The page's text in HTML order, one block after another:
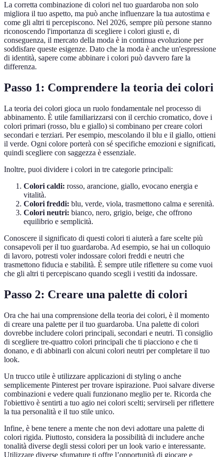
La corretta combinazione di colori nel tuo guardaroba non solo
migliora il tuo aspetto, ma può anche influenzare la tua autostima e
come gli altri ti percepiscono. Nel 2026, sempre più persone stanno
riconoscendo l'importanza di scegliere i colori giusti e, di
conseguenza, il mercato della moda è in continua evoluzione per
soddisfare queste esigenze. Dato che la moda è anche un'espressione
di identità, sapere come abbinare i colori può davvero fare la
differenza.
Passo 1: Comprendere la teoria dei colori
La teoria dei colori gioca un ruolo fondamentale nel processo di
abbinamento. È utile familiarizzarsi con il cerchio cromatico, dove i
colori primari (rosso, blu e giallo) si combinano per creare colori
secondari e terziari. Per esempio, mescolando il blu e il giallo, ottieni
il verde. Ogni colore porterà con sé specifiche emozioni e significati,
quindi scegliere con saggezza è essenziale.
Inoltre, puoi dividere i colori in tre categorie principali:
Colori caldi: rosso, arancione, giallo, evocano energia e
vitalità.
Colori freddi: blu, verde, viola, trasmettono calma e serenità.
Colori neutri: bianco, nero, grigio, beige, che offrono
equilibrio e semplicità.
Conoscere il significato di questi colori ti aiuterà a fare scelte più
consapevoli per il tuo guardaroba. Ad esempio, se hai un colloquio
di lavoro, potresti voler indossare colori freddi e neutri che
trasmettono fiducia e stabilità. È sempre utile riflettere su come vuoi
che gli altri ti percepiscano quando scegli i vestiti da indossare.
Passo 2: Creare una palette di colori
Ora che hai una comprensione della teoria dei colori, è il momento
di creare una palette per il tuo guardaroba. Una palette di colori
dovrebbe includere colori principali, secondari e neutri. Ti consiglio
di scegliere tre-quattro colori principali che ti piacciono e che ti
donano, e di abbinarli con alcuni colori neutri per completare il tuo
look.
Un trucco utile è utilizzare applicazioni di styling o anche
semplicemente Pinterest per trovare ispirazione. Puoi salvare diverse
combinazioni e vedere quali funzionano meglio per te. Ricorda che
l'obiettivo è sentirti a tuo agio nei colori scelti; servirseli per riflettere
la tua personalità e il tuo stile unico.
Infine, è bene tenere a mente che non devi adottare una palette di
colori rigida. Piuttosto, considera la possibilità di includere anche
tonalità diverse degli stessi colori per un look vario e interessante.
Utilizzare diverse sfumature ti offre l’opportunità di giocare e